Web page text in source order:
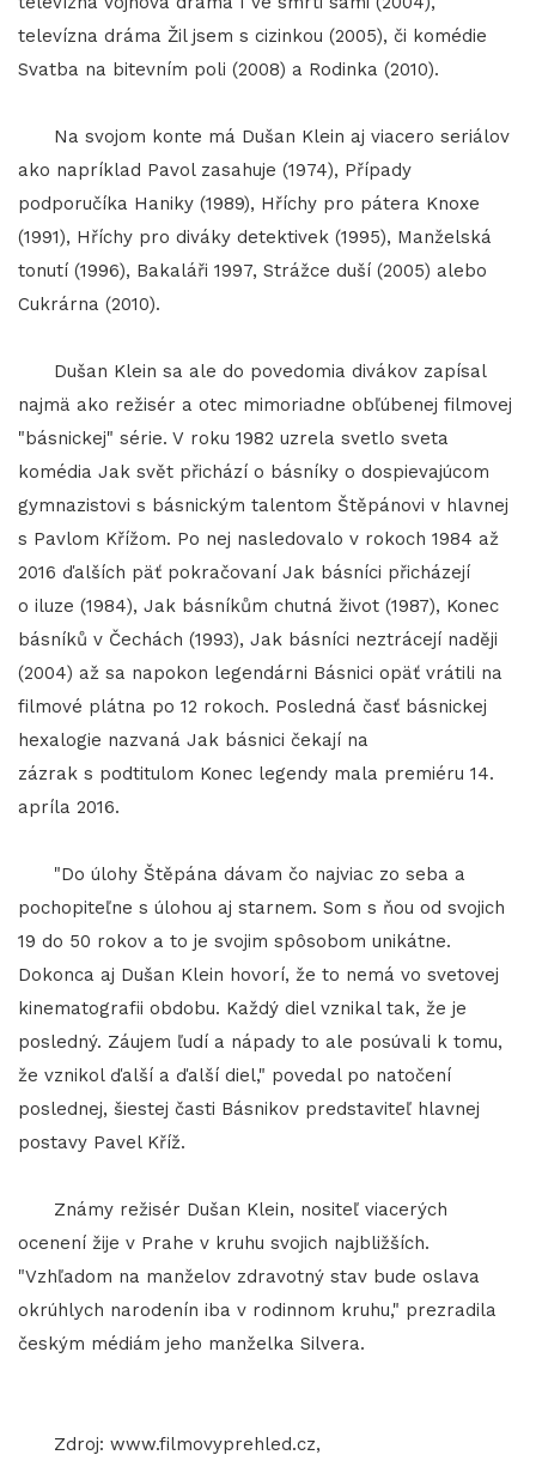
televízna dráma Žil jsem s cizinkou (2005), či komédie
Svatba na bitevním poli (2008) a Rodinka (2010).
Na svojom konte má Dušan Klein aj viacero seriálov
ako napríklad Pavol zasahuje (1974), Případy
podporučíka Haniky (1989), Hříchy pro pátera Knoxe
(1991), Hříchy pro diváky detektivek (1995), Manželská
tonutí (1996), Bakaláři 1997, Strážce duší (2005) alebo
Cukrárna (2010).
Dušan Klein sa ale do povedomia divákov zapísal
najmä ako režisér a otec mimoriadne obľúbenej filmovej
"básnickej" série. V roku 1982 uzrela svetlo sveta
komédia Jak svět přichází o básníky o dospievajúcom
gymnazistovi s básnickým talentom Štěpánovi v hlavnej
s Pavlom Křížom. Po nej nasledovalo v rokoch 1984 až
2016 ďalších päť pokračovaní Jak básníci přicházejí
o iluze (1984), Jak básníkům chutná život (1987), Konec
básníků v Čechách (1993), Jak básníci neztrácejí naději
(2004) až sa napokon legendárni Básnici opäť vrátili na
filmové plátna po 12 rokoch. Posledná časť básnickej
hexalogie nazvaná Jak básnici čekají na
zázrak s podtitulom Konec legendy mala premiéru 14.
apríla 2016.
"Do úlohy Štěpána dávam čo najviac zo seba a
pochopiteľne s úlohou aj starnem. Som s ňou od svojich
19 do 50 rokov a to je svojim spôsobom unikátne.
Dokonca aj Dušan Klein hovorí, že to nemá vo svetovej
kinematografii obdobu. Každý diel vznikal tak, že je
posledný. Záujem ľudí a nápady to ale posúvali k tomu,
že vznikol ďalší a ďalší diel," povedal po natočení
poslednej, šiestej časti Básnikov predstaviteľ hlavnej
postavy Pavel Kříž.
Známy režisér Dušan Klein, nositeľ viacerých
ocenení žije v Prahe v kruhu svojich najbližších.
"Vzhľadom na manželov zdravotný stav bude oslava
okrúhlych narodenín iba v rodinnom kruhu," prezradila
českým médiám jeho manželka Silvera.
Zdroj: www.filmovyprehled.cz,